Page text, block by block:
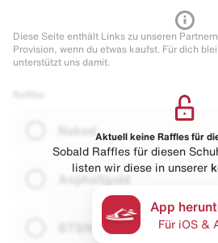
Diese Seite enthält Links zu unseren
Provision, wenn du etwas kaufst. Für dich
unterstützt uns damit.
Naked
Asphaltgold
Aktuell keine Raffles für
Sobald Raffles für diesen
listen wir diese in unserer
App
Für iOS &